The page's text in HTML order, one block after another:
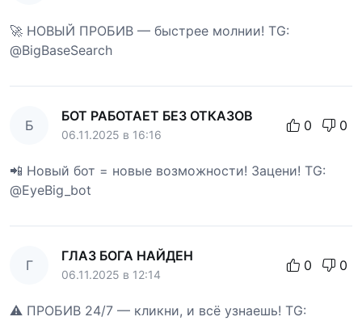
🚀 НОВЫЙ ПРОБИВ — быстрее молнии! TG:
@BigBaseSearch
Б
БОТ РАБОТАЕТ БЕЗ ОТКАЗОВ
06.11.2025 в 16:16
0 0
📲 Новый бот = новые возможности! Зацени! TG:
@EyeBig_bot
Г
ГЛАЗ БОГА НАЙДЕН
06.11.2025 в 12:14
0 0
⚠️ ПРОБИВ 24/7 — кликни, и всё узнаешь! TG: